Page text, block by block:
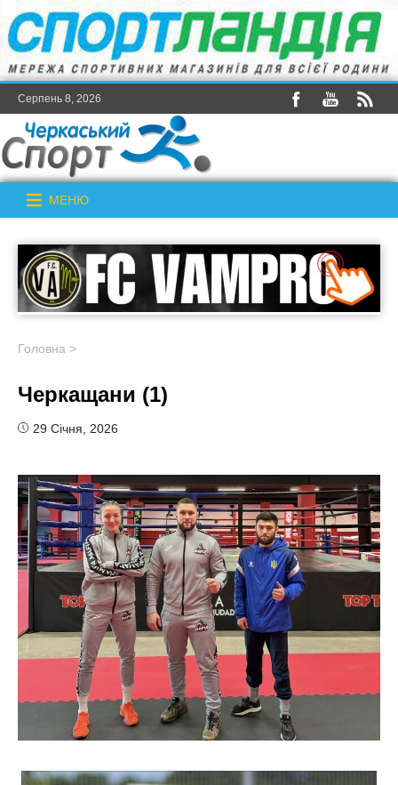
Серпень 8, 2026
МЕНЮ
Головна >
Черкащани (1)
29 Січня, 2026